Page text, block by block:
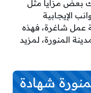
بعض مزايا مثل
الإيجابية
عمل شاغرة، فهذه
المنورة، لمزيد
شهادة